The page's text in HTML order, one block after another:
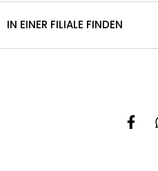
IN EINER FILIALE FINDEN